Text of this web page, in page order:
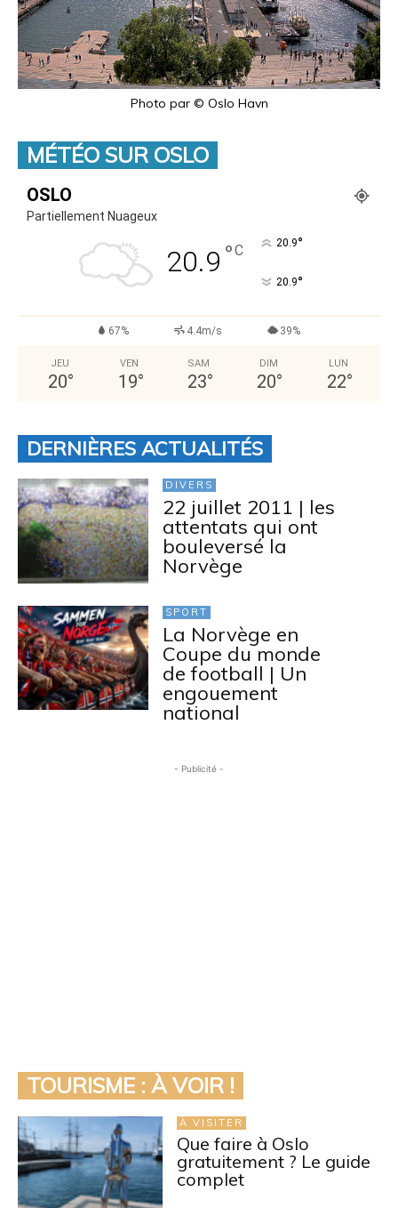
Photo par © Oslo Havn
MÉTÉO SUR OSLO
OSLO
Partiellement Nuageux
20.9 °C 20.9°
20.9°
67% 4.4m/s 39%
JEU
20°
VEN
19°
SAM
23°
DIM
20°
LUN
22°
DERNIÈRES ACTUALITÉS
DIVERS
22 juillet 2011 | les
attentats qui ont
bouleversé la
Norvège
SPORT
La Norvège en
Coupe du monde
de football | Un
engouement
national
- Publicité -
TOURISME : À VOIR !
À VISITER
Que faire à Oslo
gratuitement ? Le guide
complet